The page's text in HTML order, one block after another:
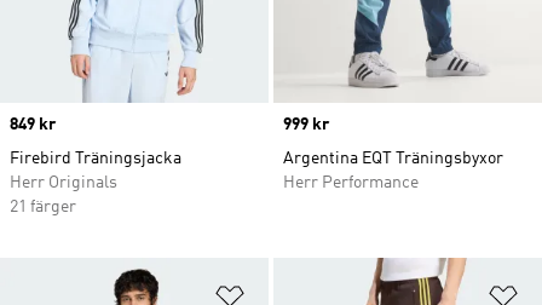
Price
849 kr
Firebird Träningsjacka
Herr Originals
21 färger
Price
999 kr
Argentina EQT Träningsbyxor
Herr Performance
Lägg till på önskelistan